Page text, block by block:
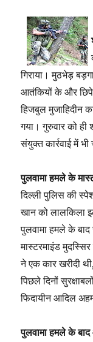
गिराया। मुठभेड़
आतंकियों के और
हिजबुल मुजाहिदीन
गया। गुरुवार को
संयुक्त कार्रवाई में
पुलवामा हमले के
दिल्ली पुलिस की
खान को लालकिला
पुलवामा हमले के
मास्टरमाइंड
ने एक कार खरीदी
पिछले दिनों
फिदायीन आदिल
पुलवामा हमले के